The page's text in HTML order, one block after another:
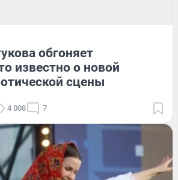
обгоняет
известно о новой
сцены
4 008 7